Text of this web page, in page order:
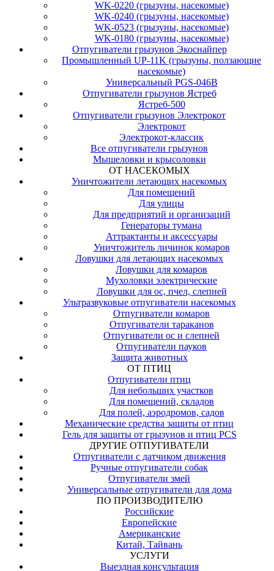
WK-0220 (грызуны, насекомые)
WK-0240 (грызуны, насекомые)
WK-0523 (грызуны, насекомые)
WK-0180 (грызуны, насекомые)
Отпугиватели грызунов Экоснайпер
Промышленный UP-11K (грызуны, ползающие
насекомые)
Универсальный PGS-046B
Отпугиватели грызунов Ястреб
Ястреб-500
Отпугиватели грызунов Электрокот
Электрокот
Электрокот-классик
Все отпугиватели грызунов
Мышеловки и крысоловки
ОТ НАСЕКОМЫХ
Уничтожители летающих насекомых
Для помещений
Для улицы
Для предприятий и организаций
Генераторы тумана
Аттрактанты и аксессуары
Уничтожитель личинок комаров
Ловушки для летающих насекомых
Ловушки для комаров
Мухоловки электрические
Ловушки для ос, пчел, слепней
Ультразвуковые отпугиватели насекомых
Отпугиватели комаров
Отпугиватели тараканов
Отпугиватели ос и слепней
Отпугиватели пауков
Защита животных
ОТ ПТИЦ
Отпугиватели птиц
Для небольших участков
Для помещений, складов
Для полей, аэродромов, садов
Механические средства защиты от птиц
Гель для защиты от грызунов и птиц PCS
ДРУГИЕ ОТПУГИВАТЕЛИ
Отпугиватели с датчиком движения
Ручные отпугиватели собак
Отпугиватели змей
Универсальные отпугиватели для дома
ПО ПРОИЗВОДИТЕЛЮ
Российские
Европейские
Американские
Китай, Тайвань
УСЛУГИ
Выездная консультация